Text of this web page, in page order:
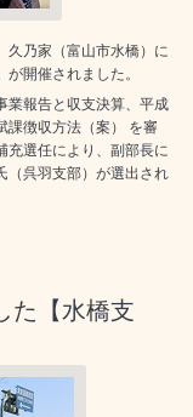
久乃家（富山市水橋）に
開催されました。
業報告と収支決算、平成
課徴収方法（案） を審
充選任により、副部長に
（呉羽支部）が選出され
た【水橋支